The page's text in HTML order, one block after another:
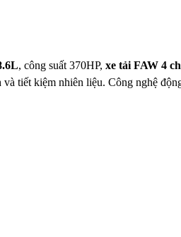
, công suất 370HP,xe tải FAW 4
tiết kiệm nhiên liệu. Công nghệ